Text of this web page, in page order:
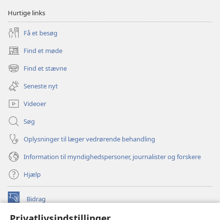
Hurtige links
Få et besøg
Find et møde
(åbner
nyt
vindue)
Find et stævne
(åbner
nyt
vindue)
Seneste nyt
Videoer
Søg
Oplysninger til læger vedrørende behandling
Information til myndighedspersoner, journalister og forskere
Hjælp
Bidrag
(åbner